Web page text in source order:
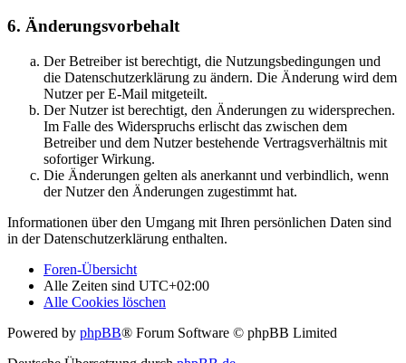
6. Änderungsvorbehalt
Der Betreiber ist berechtigt, die Nutzungsbedingungen und
die Datenschutzerklärung zu ändern. Die Änderung wird dem
Nutzer per E-Mail mitgeteilt.
Der Nutzer ist berechtigt, den Änderungen zu widersprechen.
Im Falle des Widerspruchs erlischt das zwischen dem
Betreiber und dem Nutzer bestehende Vertragsverhältnis mit
sofortiger Wirkung.
Die Änderungen gelten als anerkannt und verbindlich, wenn
der Nutzer den Änderungen zugestimmt hat.
Informationen über den Umgang mit Ihren persönlichen Daten sind
in der Datenschutzerklärung enthalten.
Foren-Übersicht
Alle Zeiten sind UTC+02:00
Alle Cookies löschen
Powered by phpBB® Forum Software © phpBB Limited